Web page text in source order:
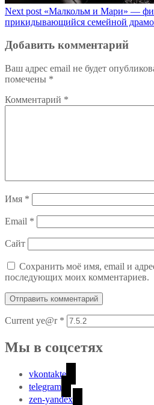
Next post «Малкольм и Мари» —
прикидывающийся семейной
Добавить комментарий
Ваш адрес email не будет
помечены *
Комментарий *
Имя *
Email *
Сайт
Сохранить моё имя, email и
последующих моих комментариев.
Current ye@r *
Мы в соцсетях
vkontakte
telegram
zen-yandex